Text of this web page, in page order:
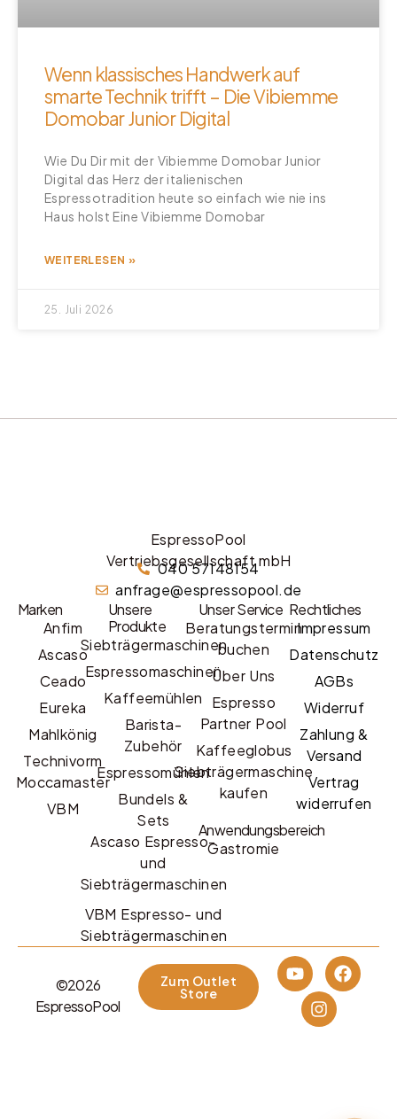
Wenn klassisches Handwerk auf
smarte Technik trifft – Die Vibiemme
Domobar Junior Digital
Wie Du Dir mit der Vibiemme Domobar Junior
Digital das Herz der italienischen
Espressotradition heute so einfach wie nie ins
Haus holst Eine Vibiemme Domobar
WEITERLESEN »
25. Juli 2026
EspressoPool
Vertriebsgesellschaft mbH
040 57148154
anfrage@espressopool.de
Marken
Anfim
Ascaso
Ceado
Eureka
Mahlkönig
Technivorm
Moccamaster
VBM
Unsere
Produkte
Siebträgermaschinen
Espressomaschinen
Kaffeemühlen
Barista-
Zubehör
Espressomühlen
Bundels &
Sets
Ascaso Espresso-
und
Siebträgermaschinen
VBM Espresso- und
Siebträgermaschinen
Unser Service
Beratungstermin
buchen
Über Uns
Espresso
Partner Pool
Kaffeeglobus
Siebträgermaschine
kaufen
Anwendungsbereich
Gastromie
Rechtliches
Impressum
Datenschutz
AGBs
Widerruf
Zahlung &
Versand
Vertrag
widerrufen
©2026
EspressoPool
Zum Outlet
Store